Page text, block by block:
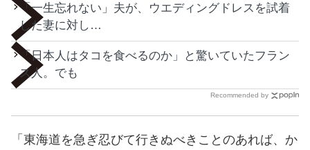
「一生忘れない」夫が、ウエディングドレスを試着
した妻に対し…
「日本人はタコを食べるのか」と驚いていたフラン
ス人。でも
Recommended by
「東海道を急ぎ忍びて行きぬべきことのあれば、か